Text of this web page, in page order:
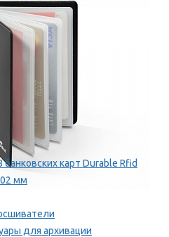
карт Durable Rfid
мм
для архивации